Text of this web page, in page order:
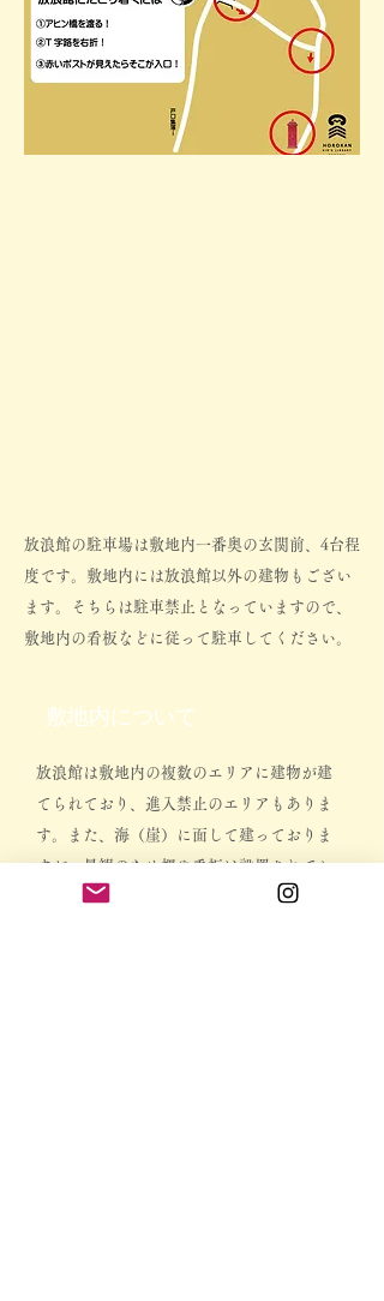
放浪館の駐車場は敷地内一番奥の玄関前、4台程
度です。敷地内には放浪館以外の建物もござい
ます。そちらは駐車禁止となっていますので、
敷地内の看板などに従って駐車してください。
​敷地内について
放浪館は敷地内の複数のエリアに建物が建
てられており、進入禁止のエリアもありま
す。
また、海（崖）に面して建っておりま
すが、景観のため柵や看板は設置されてお
りません。
小さなお子様をお連れの方は目